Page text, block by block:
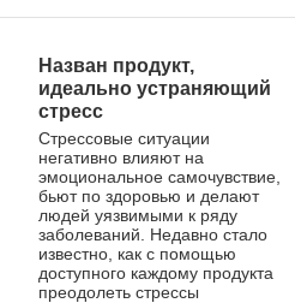
Назван продукт,
идеально устраняющий
стресс
Стрессовые ситуации
негативно влияют на
эмоциональное самочувствие,
бьют по здоровью и делают
людей уязвимыми к ряду
заболеваний. Недавно стало
известно, как с помощью
доступного каждому продукта
преодолеть стрессы